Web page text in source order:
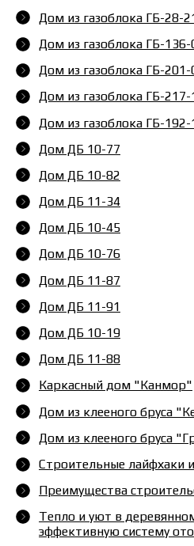
Дом из газоблока ГБ-28-
Дом из газоблока ГБ-136-
Дом из газоблока ГБ-201-
Дом из газоблока ГБ-217-
Дом из газоблока ГБ-192-
Дом ДБ 10-77
Дом ДБ 10-82
Дом ДБ 11-34
Дом ДБ 10-45
Дом ДБ 10-76
Дом ДБ 11-87
Дом ДБ 11-91
Дом ДБ 10-19
Дом ДБ 11-88
Каркасный дом "Канмор"
Дом из клееного бруса
Дом из клееного бруса
Строительные лайфхаки
Преимущества
Тепло и уют в
эффективную систему